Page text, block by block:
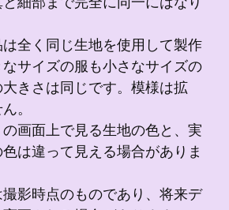
は全く同じ生地を使用して製作
サイズの服も小さなサイズの
きさは同じです。模様は拡
。
の画面上で見る生地の色と、実
は違って見える場合がありま
撮影時点のものであり、将来デ